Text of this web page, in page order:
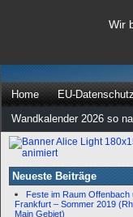
Wir
dann
Home EU-
Wandkalender 2026 so
Neueste Beiträge
Feste im Raum Offenbach
Frankfurt – Sommer 2019
Main Gebiet)